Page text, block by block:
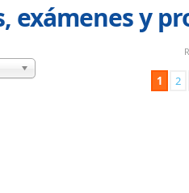
exámenes y
1 2